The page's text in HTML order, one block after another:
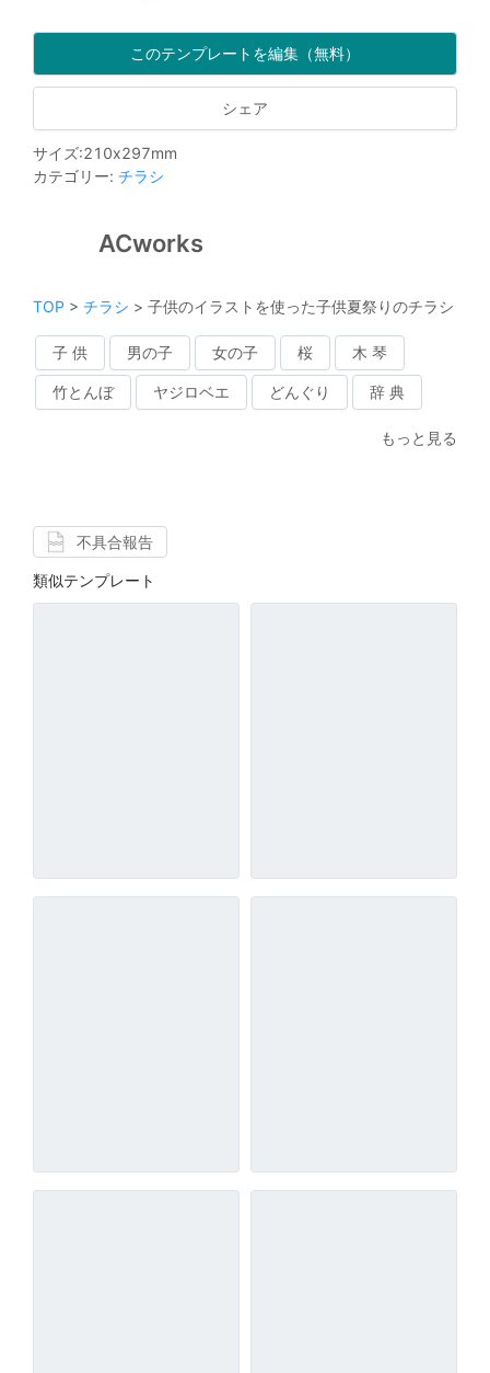
このテンプレートを編集（無料）
シェア
サイズ:210x297mm
カテゴリー: チラシ
ACworks
TOP > チラシ > 子供のイラストを使った子供夏祭りのチラシ
子 供 男の子 女の子 桜 木 琴
竹とんぼ ヤジロベエ どんぐり 辞 典
もっと見る
不具合報告
類似テンプレート